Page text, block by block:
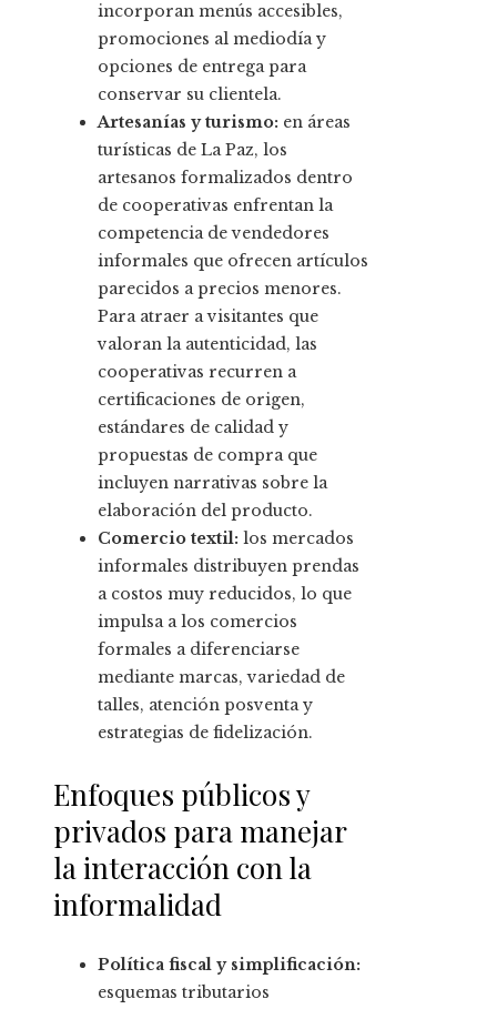
incorporan menús accesibles,
promociones al mediodía y
opciones de entrega para
conservar su clientela.
Artesanías y turismo: en áreas
turísticas de La Paz, los
artesanos formalizados dentro
de cooperativas enfrentan la
competencia de vendedores
informales que ofrecen artículos
parecidos a precios menores.
Para atraer a visitantes que
valoran la autenticidad, las
cooperativas recurren a
certificaciones de origen,
estándares de calidad y
propuestas de compra que
incluyen narrativas sobre la
elaboración del producto.
Comercio textil: los mercados
informales distribuyen prendas
a costos muy reducidos, lo que
impulsa a los comercios
formales a diferenciarse
mediante marcas, variedad de
talles, atención posventa y
estrategias de fidelización.
Enfoques públicos y
privados para manejar
la interacción con la
informalidad
Política fiscal y simplificación:
esquemas tributarios